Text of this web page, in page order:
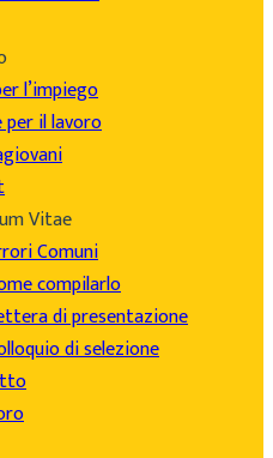
l’impiego
per il lavoro
Vitae
Comuni
compilarlo
di presentazione
di selezione